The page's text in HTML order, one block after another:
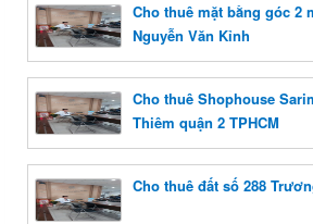
Cho thuê mặt bằng góc 2
Nguyễn Văn Kỉnh
Cho thuê Shophouse
Thiêm quận 2 TPHCM
Cho thuê đất số 288